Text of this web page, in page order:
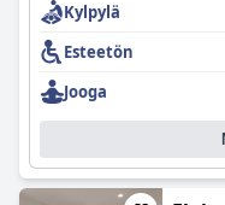
poreammeet. Hotelli on
COVID-
hyvinvoinnin.
antaa hyviä suosituksia,
kaikkensa
Yksityiset pihat, joissa
romanttinen ilmapiiri
Italialaiset vieraat ovat
Kylpylä
Esteetön
Jooga